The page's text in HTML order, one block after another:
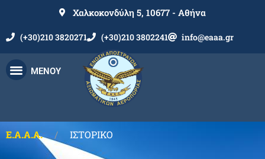
Χαλκοκονδύλη 5, 10677 - Αθήνα
(+30)210 3820271 (+30)210 3802241 info@eaaa.gr
ΜΕΝΟΥ
Ε.Α.Α.Α. ΙΣΤΟΡΙΚΟ